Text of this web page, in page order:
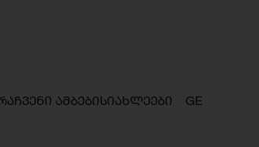
ჩვენი ამბებისიახლეები GE